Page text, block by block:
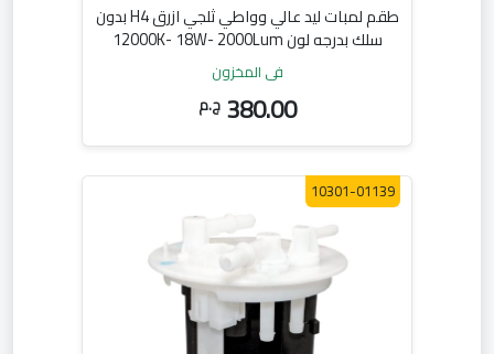
طقم لمبات ليد عالي وواطي ثلجي ازرق H4 بدون
سلك بدرجه لون 12000K- 18W- 2000Lum
في المخزون
380.00 ج.م
10301-01139